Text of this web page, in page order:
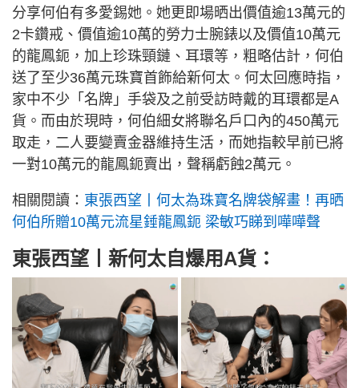
分享何伯有多愛錫她。她更即場晒出價值逾13萬元的
2卡鑽戒、價值逾10萬的勞力士腕錶以及價值10萬元
的龍鳳鈪，加上珍珠頸鏈、耳環等，粗略估計，何伯
送了至少36萬元珠寶首飾給新何太。何太回應時指，
家中不少「名牌」手袋及之前受訪時戴的耳環都是A
貨。而由於現時，何伯細女將聯名戶口內的450萬元
取走，二人要變賣金器維持生活，而她指較早前已將
一對10萬元的龍鳳鈪賣出，聲稱虧蝕2萬元。
相關閱讀： 東張西望丨何太為珠寶名牌袋解畫！再晒
何伯所贈10萬元流星錘龍鳳鈪 梁敏巧睇到嘩嘩聲
東張西望丨新何太自爆用A貨：